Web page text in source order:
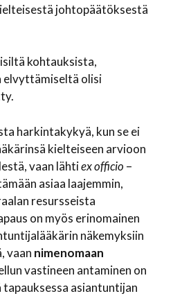
johtopäätöksestä
kohtauksista,
elvyttämiseltä olisi
harkintakykyä, kun se ei
kielteiseen arvioon
vaan lähtiex officio –
asiaa laajemmin,
resursseista
on myös erinomainen
näkemyksiin
vaan nimenomaan
vastineen antaminen on
tapauksessa asiantuntijan